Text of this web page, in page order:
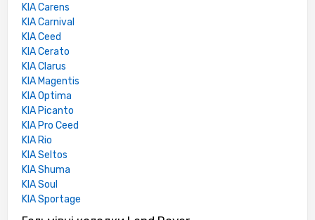
KIA Carens
KIA Carnival
KIA Ceed
KIA Cerato
KIA Clarus
KIA Magentis
KIA Optima
KIA Picanto
KIA Pro Ceed
KIA Rio
KIA Seltos
KIA Shuma
KIA Soul
KIA Sportage